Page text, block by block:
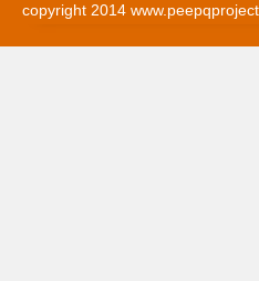
copyright 2014